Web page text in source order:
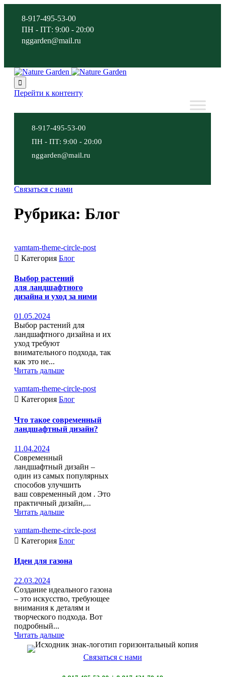
8-917-495-53-00
ПН - ПТ: 9:00 - 20:00
nggarden@mail.ru

Перейти к контенту
8-917-495-53-00
ПН - ПТ: 9:00 - 20:00
nggarden@mail.ru
Связаться с нами
Рубрика: Блог
vamtam-theme-circle-post
 Категория Блог
Выбор растений
для ландшафтного
дизайна и уход за ними
01.05.2024
Выбор растений для
ландшафтного дизайна и их
уход требуют
внимательного подхода, так
как это не...
Читать дальше
vamtam-theme-circle-post
 Категория Блог
Что такое современный
ландшафтный дизайн?
11.04.2024
Современный
ландшафтный дизайн –
один из самых популярных
способов улучшить
ваш современный дом . Это
практичный дизайн,...
Читать дальше
vamtam-theme-circle-post
 Категория Блог
Идеи для газона
22.03.2024
Создание идеального газона
– это искусство, требующее
внимания к деталям и
творческого подхода. Вот
подробный...
Читать дальше
Связаться с нами